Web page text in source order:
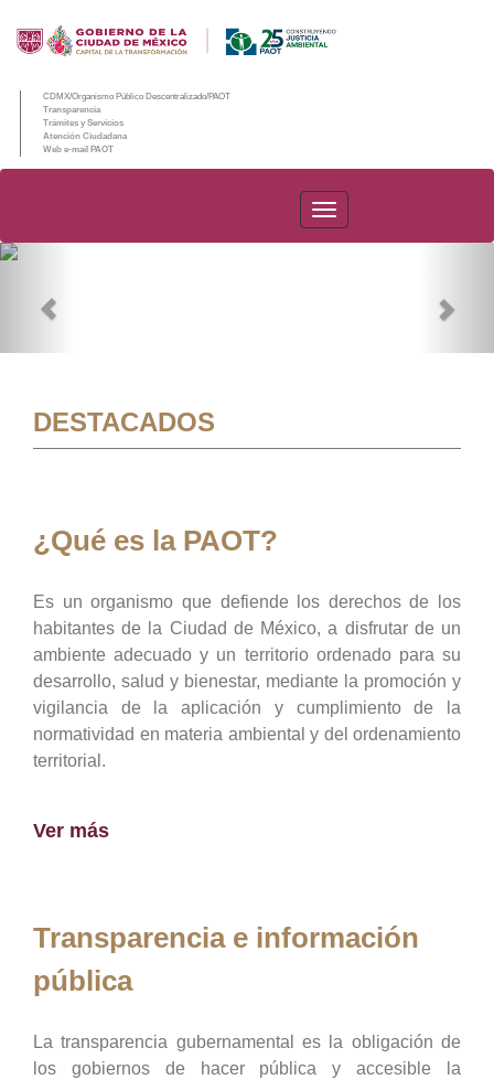
CDMX/Organismo Público Descentralizado/PAOT
Transparencia
Trámites y Servicios
Atención Ciudadana
Web e-mail PAOT
PAOT
DESTACADOS
¿Qué es la PAOT?
Es un organismo que defiende los derechos de los
habitantes de la Ciudad de México, a disfrutar de un
ambiente adecuado y un territorio ordenado para su
desarrollo, salud y bienestar, mediante la promoción y
vigilancia de la aplicación y cumplimiento de la
normatividad en materia ambiental y del ordenamiento
territorial.
Ver más
Transparencia e información
pública
La transparencia gubernamental es la obligación de
los gobiernos de hacer pública y accesible la